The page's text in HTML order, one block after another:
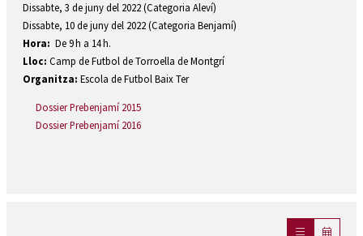
Dissabte, 3 de juny del 2022 (Categoria Aleví)
Dissabte, 10 de juny del 2022 (Categoria Benjamí)
Hora: De 9 h a 14 h.
Lloc: Camp de Futbol de Torroella de Montgrí
Organitza: Escola de Futbol Baix Ter
Dossier Prebenjamí 2015
Dossier Prebenjamí 2016